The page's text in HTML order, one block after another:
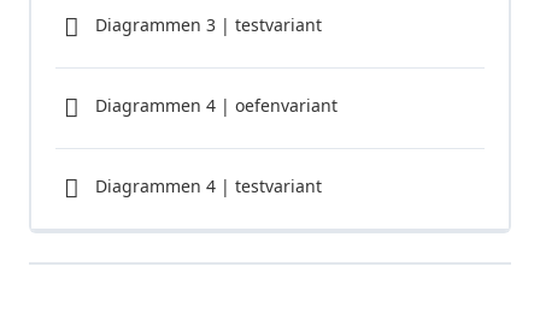
Diagrammen 3 | testvariant
Diagrammen 4 | oefenvariant
Diagrammen 4 | testvariant